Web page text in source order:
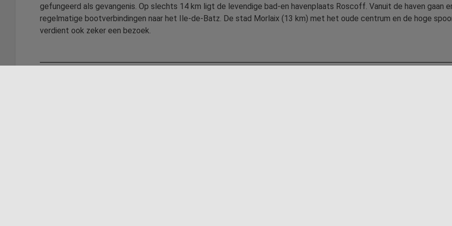
gefungeerd als gevangenis. Op slechts 14 km ligt de levendige bad-en havenplaats Roscoff. Vanuit de haven gaan
regelmatige bootverbindingen naar het Ile-de-Batz. De stad Morlaix (13 km) met het oude centrum en de hoge
verdient ook zeker een bezoek.